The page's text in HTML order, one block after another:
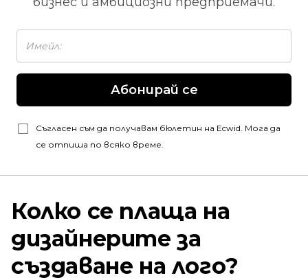
Абонирай се
Съгласен съм да получавам бюлетин на Ecwid. Мога да
се отпиша по всяко време.
Колко се плаща на
дизайнерите за
създаване на лого?